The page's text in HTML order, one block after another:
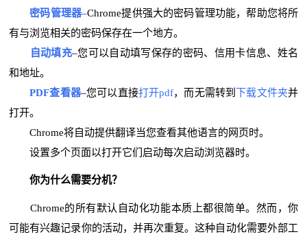
密码管理器–Chrome提供强大的密码管理功能，帮助您将所
有与浏览相关的密码保存在一个地方。
自动填充–您可以自动填写保存的密码、信用卡信息、姓名
和地址。
PDF查看器–您可以直接打开pdf，而无需转到 下载文件夹并
打开。
Chrome将自动提供翻译当您查看其他语言的网页时。
设置多个页面以打开它们启动每次启动浏览器时。
你为什么需要分机？
Chrome的所有默认自动化功能本质上都很简单。然而，你
可能有兴趣记录你的活动，并再次重复。这种自动化需要外部工